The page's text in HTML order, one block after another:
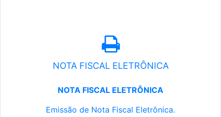
NOTA FISCAL ELETRÔNICA
NOTA FISCAL ELETRÔNICA
Emissão de Nota Fiscal Eletrônica.